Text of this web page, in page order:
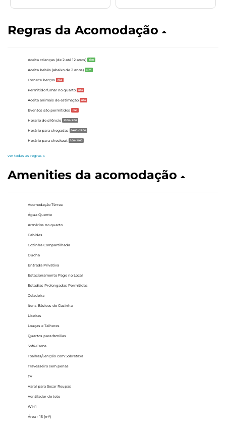
Regras da Acomodação
Aceita crianças (de 2 até 12 anos) sim
Aceita bebês (abaixo de 2 anos) sim
Fornece berços não
Permitido fumar no quarto não
Aceita animais de estimação não
Eventos são permitidos não
Horario de silêncio 21:00 - 9:00
Horário para chegadas 14:00 - 22:00
Horário para checkout 1:00 - 11:00
ver todas as regras
Amenities da acomodação
Acomodação Térrea
Água Quente
Armários no quarto
Cabides
Cozinha Compartilhada
Ducha
Entrada Privativa
Estacionamento Pago no Local
Estadias Prolongadas Permitidas
Geladeira
Itens Básicos de Cozinha
Lixeiras
Louças e Talheres
Quartos para famílias
Sofá-Cama
Toalhas/Lençóis com Sobretaxa
Travesseiro sem penas
TV
Varal para Secar Roupas
Ventilador de teto
Wi-fi
Área - 15 (m²)